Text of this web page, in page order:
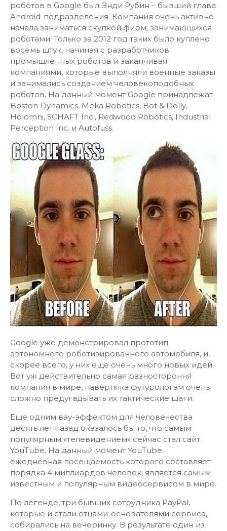
роботов в Google был Энди Рубин – бывший глава
Android-подразделения. Компания очень активно
начала заниматься скупкой фирм, занимающихся
роботами. Только за 2012 год таких было куплено
восемь штук, начиная с разработчиков
промышленных роботов и заканчивая
компаниями, которые выполняли военные заказы
и занимались созданием человекоподобных
роботов. На данный момент Google принадлежат
Boston Dynamics, Meka Robotics, Bot & Dolly,
Holomni, SCHAFT Inc., Redwood Robotics, Industrial
Perception Inc. и Autofuss.
Google уже демонстрировал прототип
автономного роботизированного автомобиля, и,
скорее всего, у них еще очень много новых идей.
Вот уж действительно самая разностороння
компания в мире, наверняка футурологам очень
сложно предугадывать их тактические шаги.
Еще одним вау-эффектом для человечества
десять лет назад оказалось бы то, что самым
популярным «телевидением» сейчас стал сайт
YouTube. На данный момент YouTube,
ежедневная посещаемость которого составляет
порядка 4 миллиардов человек, является самым
известным и популярным видеосервисом в мире.
По легенде, три бывших сотрудника PayPal,
которые и стали отцами-основателями сервиса,
собирались на вечеринку. В результате один из